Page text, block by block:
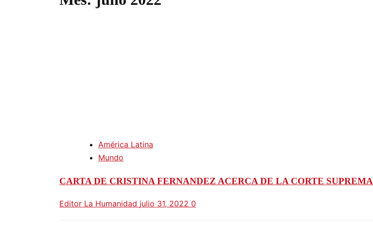
América Latina
Mundo
CARTA DE CRISTINA FERNANDEZ ACERCA DE LA CORTE SUPREMA
Editor La Humanidad julio 31, 2022 0